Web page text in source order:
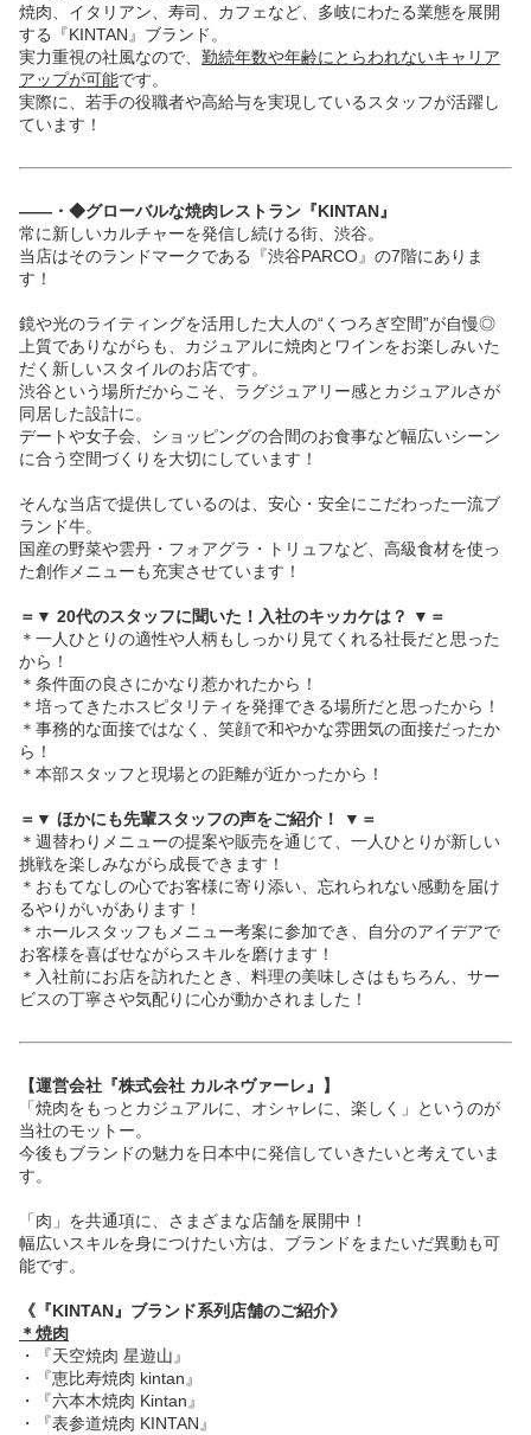
焼肉、イタリアン、寿司、カフェなど、多岐にわたる業態を展開
する『KINTAN』ブランド。
実力重視の社風なので、 勤続年数や年齢にとらわれないキャリア
アップが可能です。
実際に、若手の役職者や高給与を実現しているスタッフが活躍し
ています！
――・◆グローバルな焼肉レストラン『KINTAN』
常に新しいカルチャーを発信し続ける街、渋谷。
当店はそのランドマークである『渋谷PARCO』の7階にありま
す！
鏡や光のライティングを活用した大人の“くつろぎ空間”が自慢◎
上質でありながらも、カジュアルに焼肉とワインをお楽しみいた
だく新しいスタイルのお店です。
渋谷という場所だからこそ、ラグジュアリー感とカジュアルさが
同居した設計に。
デートや女子会、ショッピングの合間のお食事など幅広いシーン
に合う空間づくりを大切にしています！
そんな当店で提供しているのは、安心・安全にこだわった一流ブ
ランド牛。
国産の野菜や雲丹・フォアグラ・トリュフなど、高級食材を使っ
た創作メニューも充実させています！
＝▼ 20代のスタッフに聞いた！入社のキッカケは？ ▼＝
＊一人ひとりの適性や人柄もしっかり見てくれる社長だと思った
から！
＊条件面の良さにかなり惹かれたから！
＊培ってきたホスピタリティを発揮できる場所だと思ったから！
＊事務的な面接ではなく、笑顔で和やかな雰囲気の面接だったか
ら！
＊本部スタッフと現場との距離が近かったから！
＝▼ ほかにも先輩スタッフの声をご紹介！ ▼＝
＊週替わりメニューの提案や販売を通じて、一人ひとりが新しい
挑戦を楽しみながら成長できます！
＊おもてなしの心でお客様に寄り添い、忘れられない感動を届け
るやりがいがあります！
＊ホールスタッフもメニュー考案に参加でき、自分のアイデアで
お客様を喜ばせながらスキルを磨けます！
＊入社前にお店を訪れたとき、料理の美味しさはもちろん、サー
ビスの丁寧さや気配りに心が動かされました！
【運営会社『株式会社 カルネヴァーレ』】
「焼肉をもっとカジュアルに、オシャレに、楽しく」というのが
当社のモットー。
今後もブランドの魅力を日本中に発信していきたいと考えていま
す。
「肉」を共通項に、さまざまな店舗を展開中！
幅広いスキルを身につけたい方は、ブランドをまたいだ異動も可
能です。
《『KINTAN』ブランド系列店舗のご紹介》
＊焼肉
・『天空焼肉 星遊山』
・『恵比寿焼肉 kintan』
・『六本木焼肉 Kintan』
・『表参道焼肉 KINTAN』